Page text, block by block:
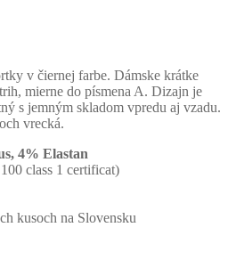
v čiernej farbe. Dámske krátke
mierne do písmena A. Dizajn je
s jemným skladom vpredu aj vzadu.
vrecká.
4% Elastan
class 1 certificat)
kusoch na Slovensku